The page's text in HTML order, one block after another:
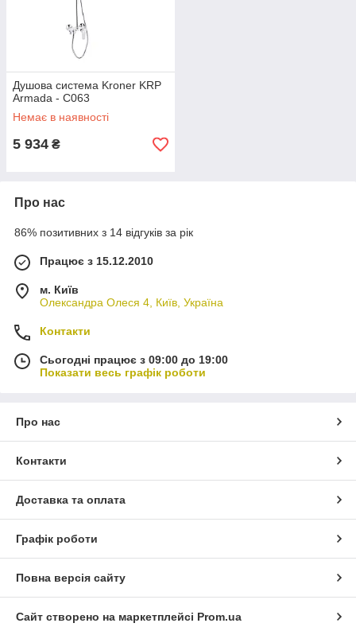
Душова система Kroner KRP
Armada - C063
Немає в наявності
5 934 ₴
Про нас
86% позитивних з 14 відгуків за рік
Працює з 15.12.2010
м. Київ
Олександра Олеся 4, Київ, Україна
Контакти
Сьогодні працює з 09:00 до 19:00
Показати весь графік роботи
Про нас
Контакти
Доставка та оплата
Графік роботи
Повна версія сайту
Сайт створено на маркетплейсі Prom.ua